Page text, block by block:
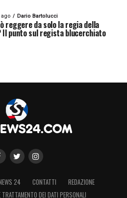
ago Dario Bartolucci
reggere da solo la regia della
Il punto sul regista blucerchiato
24 CONTATTI
REDAZIONE
DEI DATI PERSONALI